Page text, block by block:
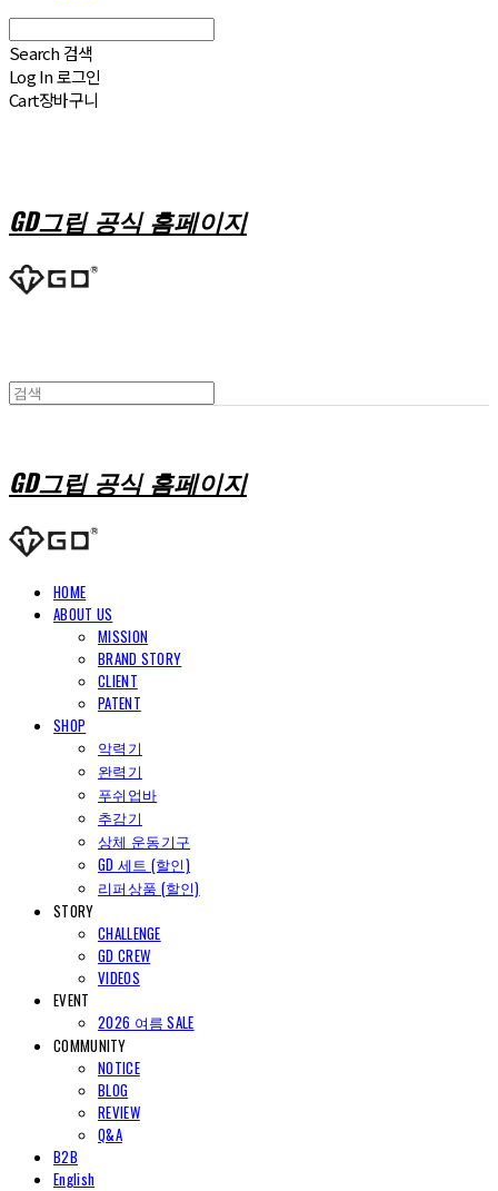
Search 검색
Log In로그인
Cart장바구니
GD그립 공식 홈페이지
GD그립 공식 홈페이지
HOME
ABOUT US
MISSION
BRAND STORY
CLIENT
PATENT
SHOP
악력기
완력기
푸쉬업바
추감기
상체 운동기구
GD 세트 (할인)
리퍼상품 (할인)
STORY
CHALLENGE
GD CREW
VIDEOS
EVENT
2026 여름 SALE
COMMUNITY
NOTICE
BLOG
REVIEW
Q&A
B2B
English